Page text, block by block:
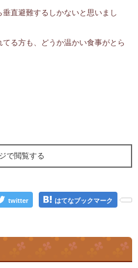
直避難するしかないと思いまし
る方も、どうか温かい食事がとら
で閲覧する
twitter はてなブックマーク